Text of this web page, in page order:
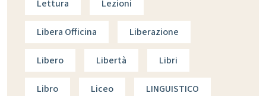
Lettura Lezioni
Libera Officina Liberazione
Libero Libertà Libri
Libro Liceo LINGUISTICO